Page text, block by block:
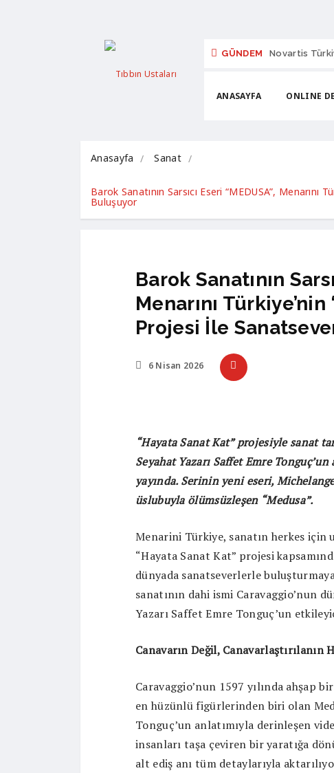
GÜNDEM Novartis
ANASAYFA ONLINE
Anasayfa Sanat
Barok Sanatının Sarsıcı Eseri “MEDUSA”,
Buluşuyor
Barok Sanatının
Menarını Türkiye’nin
Projesi İle
6 Nisan 2026
“Hayata Sanat Kat” projesiyle sanat
Seyahat Yazarı Saffet Emre
yayında. Serinin yeni eseri,
üslubuyla ölümsüzleşen “Medusa”.
Menarini Türkiye, sanatın herkes için
“Hayata Sanat Kat” projesi
dünyada sanatseverlerle
sanatının dahi ismi Caravaggio’nun
Yazarı Saffet Emre Tonguç’un
Canavarın Değil, Canavarlaştırılanın
Caravaggio’nun 1597 yılında ahşap
en hüzünlü figürlerinden biri olan
Tonguç’un anlatımıyla derinleşen
insanları taşa çeviren bir yaratığa
alt ediş anı tüm detaylarıyla